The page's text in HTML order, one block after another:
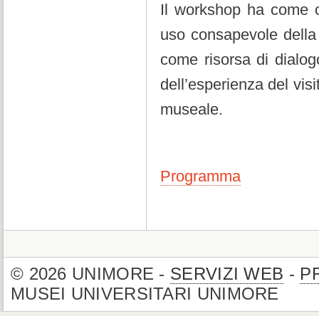
Il workshop ha come
uso consapevole
come risorsa di
dell’esperienza del
museale.
Programma
© 2026 UNIMORE - SERVIZI WEB -
MUSEI UNIVERSITARI UNIMORE